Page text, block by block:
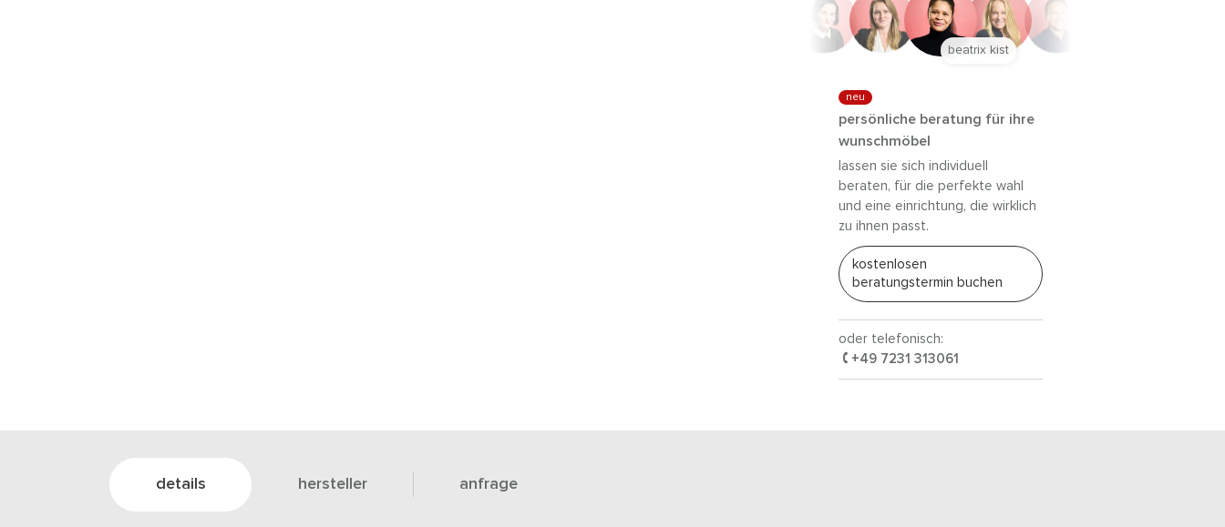
neu
persönliche beratung für ihre
wunschmöbel
lassen sie sich individuell
beraten, für die perfekte wahl
und eine einrichtung, die wirklich
zu ihnen passt.
kostenlosen
beratungstermin buchen
oder telefonisch:
+49 7231 313061
beatrix kist
details hersteller anfrage